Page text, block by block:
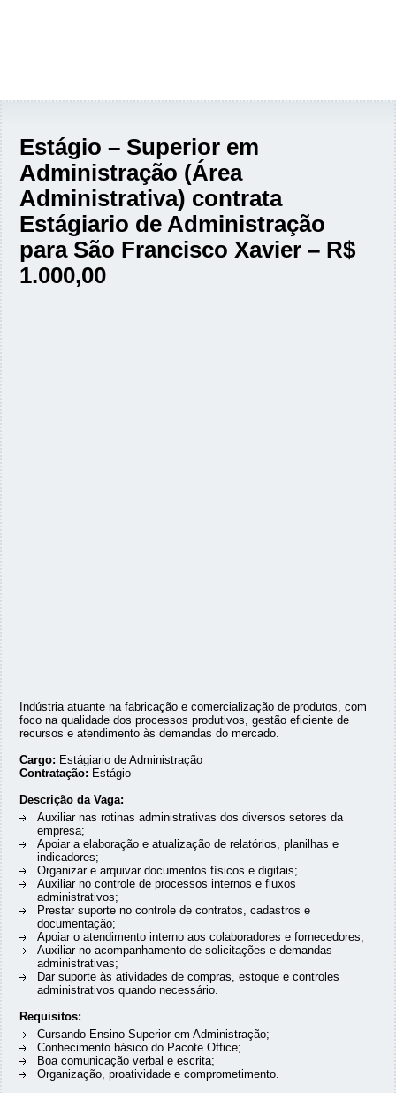
Estágio – Superior em
Administração (Área
Administrativa) contrata
Estágiario de Administração
para São Francisco Xavier – R$
1.000,00
Indústria atuante na fabricação e comercialização de produtos, com
foco na qualidade dos processos produtivos, gestão eficiente de
recursos e atendimento às demandas do mercado.
Cargo: Estágiario de Administração
Contratação: Estágio
Descrição da Vaga:
Auxiliar nas rotinas administrativas dos diversos setores da
empresa;
Apoiar a elaboração e atualização de relatórios, planilhas e
indicadores;
Organizar e arquivar documentos físicos e digitais;
Auxiliar no controle de processos internos e fluxos
administrativos;
Prestar suporte no controle de contratos, cadastros e
documentação;
Apoiar o atendimento interno aos colaboradores e fornecedores;
Auxiliar no acompanhamento de solicitações e demandas
administrativas;
Dar suporte às atividades de compras, estoque e controles
administrativos quando necessário.
Requisitos:
Cursando Ensino Superior em Administração;
Conhecimento básico do Pacote Office;
Boa comunicação verbal e escrita;
Organização, proatividade e comprometimento.